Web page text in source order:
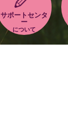
サポートセンタ
ー
について